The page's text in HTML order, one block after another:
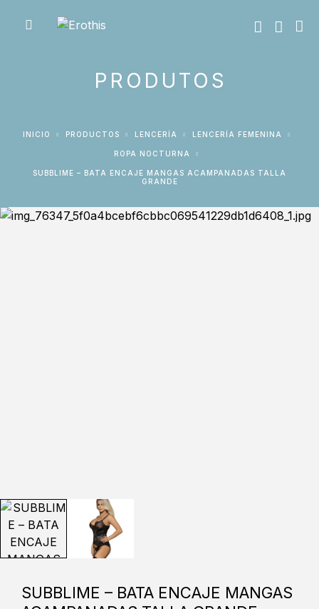
PRODUTOS
INICIO PRODUCTOS LENCERÍA LENCERÍA FEMENINA
ROPA NOCTURNA
SUBBLIME – BATA ENCAJE MANGAS ACAMPANADAS TALLA
GRANDE
SUBBLIME – BATA ENCAJE MANGAS